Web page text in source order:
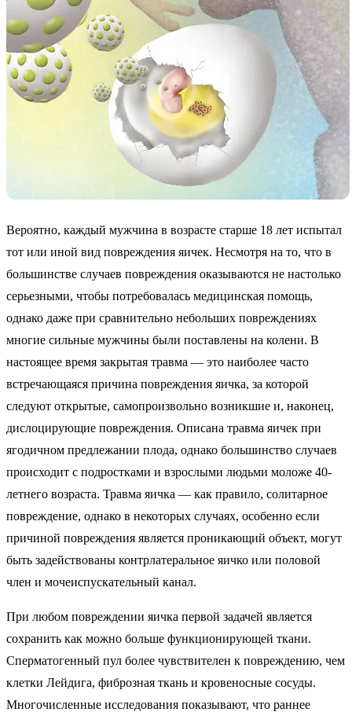
Вероятно, каждый мужчина в возрасте старше 18 лет испытал
тот или иной вид повреждения яичек. Несмотря на то, что в
большинстве случаев повреждения оказываются не настолько
серьезными, чтобы потребовалась медицинская помощь,
однако даже при сравнительно небольших повреждениях
многие сильные мужчины были поставлены на колени. В
настоящее время закрытая травма — это наиболее часто
встречающаяся причина повреждения яичка, за которой
следуют открытые, самопроизвольно возникшие и, наконец,
дислоцирующие повреждения. Описана травма яичек при
ягодичном предлежании плода, однако большинство случаев
происходит с подростками и взрослыми людьми моложе 40-
летнего возраста. Травма яичка — как правило, солитарное
повреждение, однако в некоторых случаях, особенно если
причиной повреждения является проникающий объект, могут
быть задействованы контрлатеральное яичко или половой
член и мочеиспускательный канал.
При любом повреждении яичка первой задачей является
сохранить как можно больше функционирующей ткани.
Сперматогенный пул более чувствителен к повреждению, чем
клетки Лейдига, фиброзная ткань и кровеносные сосуды.
Многочисленные исследования показывают, что раннее